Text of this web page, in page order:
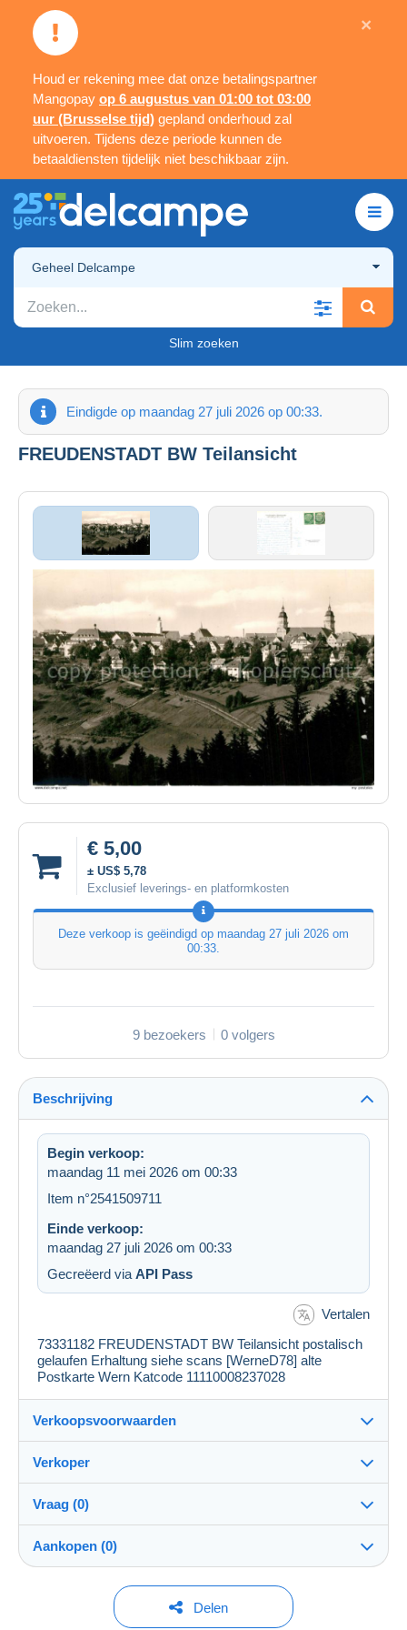
Houd er rekening mee dat onze betalingspartner
Mangopay op 6 augustus van 01:00 tot 03:00
uur (Brusselse tijd) gepland onderhoud zal
uitvoeren. Tijdens deze periode kunnen de
betaaldiensten tijdelijk niet beschikbaar zijn.
×
Geheel Delcampe
Slim zoeken
Eindigde op maandag 27 juli 2026 op 00:33.
FREUDENSTADT BW Teilansicht
€ 5,00
± US$ 5,78
Exclusief leverings- en platformkosten
Deze verkoop is geëindigd op maandag 27 juli 2026 om
00:33
9 bezoekers 0 volgers
Beschrijving
Begin verkoop:
maandag 11 mei 2026 om 00:33
Item n°2541509711
Einde verkoop:
maandag 27 juli 2026 om 00:33
Gecreëerd via API Pass
Vertalen
73331182 FREUDENSTADT BW Teilansicht postalisch
gelaufen Erhaltung siehe scans [WerneD78] alte
Postkarte Wern Katcode 11110008237028
Verkoopsvoorwaarden
Details van de verkoopvoorwaarden
Verzending na betaling binnen 1 dagen
Herroepingsrecht
Retourkosten ten laste van de koper.
Om de termijnen voor terugzending en terugbetaling van
Verkoper
my_postales100%(71364x)
PRO
Winkel
Vraag (0)
Om een vraag te stellen moet u een sessie
Aankopen (0)
Laatste actualisering: 06:20:05
Delen